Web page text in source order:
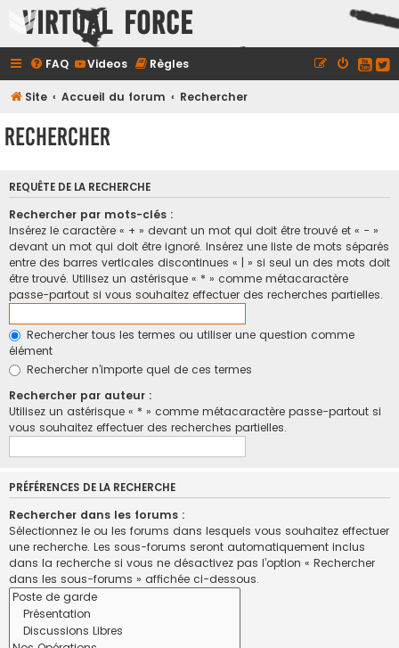
Virtual Force
FAQ Videos Règles
Site Accueil du forum Rechercher
Rechercher
REQUÊTE DE LA RECHERCHE
Rechercher par mots-clés :
Insérez le caractère « + » devant un mot qui doit être trouvé et « - »
devant un mot qui doit être ignoré. Insérez une liste de mots séparés
entre des barres verticales discontinues « | » si seul un des mots doit
être trouvé. Utilisez un astérisque « * » comme métacaractère
passe-partout si vous souhaitez effectuer des recherches partielles.
Rechercher tous les termes ou utiliser une question comme
élément
Rechercher n’importe quel de ces termes
Rechercher par auteur :
Utilisez un astérisque « * » comme métacaractère passe-partout si
vous souhaitez effectuer des recherches partielles.
PRÉFÉRENCES DE LA RECHERCHE
Rechercher dans les forums :
Sélectionnez le ou les forums dans lesquels vous souhaitez effectuer
une recherche. Les sous-forums seront automatiquement inclus
dans la recherche si vous ne désactivez pas l’option « Rechercher
dans les sous-forums » affichée ci-dessous.